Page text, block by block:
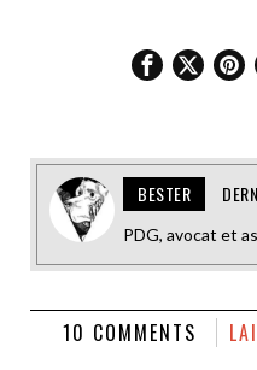
BESTER
PDG, avocat et
10 COMMENTS